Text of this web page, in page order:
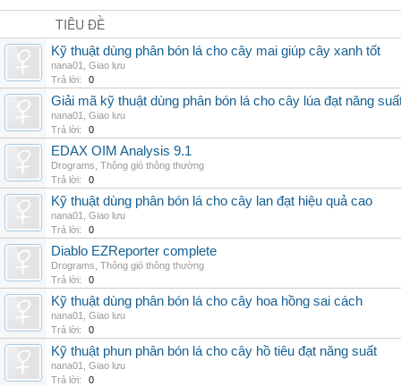
TIÊU ĐỀ
Kỹ thuật dùng phân bón lá cho cây mai giúp cây xanh tốt
nana01
Giao lưu
Trả lời:
0
Giải mã kỹ thuật dùng phân bón lá cho cây lúa đạt năng
nana01
Giao lưu
Trả lời:
0
EDAX OIM Analysis 9.1
Drograms Thông gió thông thường
Trả lời:
0
Kỹ thuật dùng phân bón lá cho cây lan đạt hiệu quả cao
nana01
Giao lưu
Trả lời:
0
Diablo EZReporter complete
Drograms Thông gió thông thường
Trả lời:
0
Kỹ thuật dùng phân bón lá cho cây hoa hồng sai cách
nana01
Giao lưu
Trả lời:
0
Kỹ thuật phun phân bón lá cho cây hồ tiêu đạt năng suất
nana01
Giao lưu
Trả lời:
0